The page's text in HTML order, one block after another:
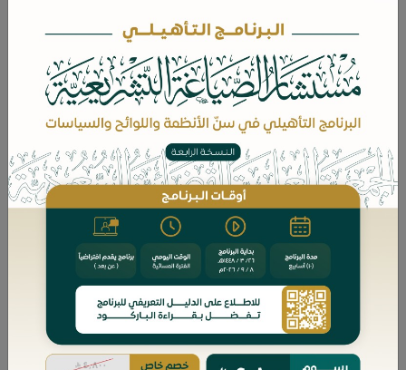
كتاب قيّم، أصله رسالة علمية قُدِّمت استكمالًا
لمتطلبات الحصول على درجة الماجستير في
الفقه المقارن بقسم الفقه المقارن في المعهد
العالي للقضاء.
ويمتاز الكتاب بخصائص عديدة تجعل منه إضافة
مميزة في بابه؛ إذ أفرد مسألة تمويل المفلس
بالدراسة المستقلة، بوصفها من المسائل
المستجدة التي ظهرت صورتها المعاصرة مع
أنظمة الإفلاس الحديثة.